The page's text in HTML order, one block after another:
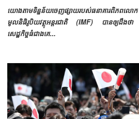
យោង​តាម​ទិន្នន័យ​ចេញផ្សាយ​​របស់​​ធនាគារ​ពិភ
មូលនិធិ​រូបិយវត្ថុ​​អន្តរជាតិ (IMF) បាន​ឲ្យ​ដឹង​ថ
សេដ្ឋកិច្ចធំជាងគេ...